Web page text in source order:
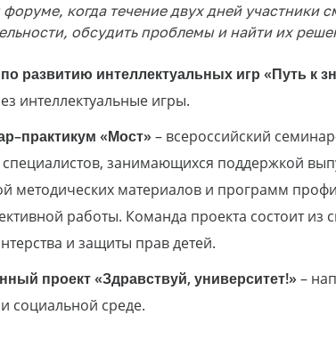
когда течение двух дней участники
обсудить проблемы и найти их
развитию интеллектуальных игр «Путь к
интеллектуальные игры.
«Мост»– всероссийский
занимающихся поддержкой
методических материалов и программ
работы. Команда проекта состоит из
и защиты прав детей.
проект «Здравствуй, университет!»–
социальной среде.